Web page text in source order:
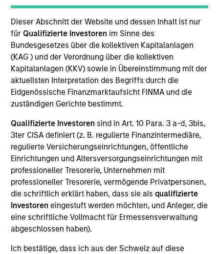
Dieser Abschnitt der Website und dessen Inhalt ist nur
für Qualifizierte Investoren im Sinne des
Bundesgesetzes über die kollektiven Kapitalanlagen
(KAG ) und der Verordnung über die kollektiven
Kapitalanlagen (KKV) sowie in Übereinstimmung mit der
aktuellsten Interpretation des Begriffs durch die
Eidgenössische Finanzmarktaufsicht FINMA und die
zuständigen Gerichte bestimmt.
Qualifizierte Investoren sind in Art. 10 Para. 3 a-d, 3bis,
3ter CISA definiert (z. B. regulierte Finanzintermediäre,
regulierte Versicherungseinrichtungen, öffentliche
Einrichtungen und Altersversorgungseinrichtungen mit
professioneller Tresorerie, Unternehmen mit
professioneller Tresorerie, vermögende Privatpersonen,
die schriftlich erklärt haben, dass sie alsqualifizierte
Investoren eingestuft werden möchten, und Anleger, die
eine schriftliche Vollmacht für Ermessensverwaltung
abgeschlossen haben).
Ich bestätige, dass ich aus der Schweiz auf diese
SECTOR
United States
Invested on
May 2009
Transaction Type
Growth Investment
Realization Date
May 2020
Triana Energy is a natural gas exploration and
production company led by one of the premier
management teams in the Appalachian Basin.